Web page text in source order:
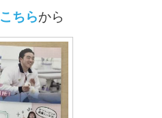
こちらから